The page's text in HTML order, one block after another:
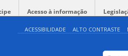
Acesso à informação
ACESSIBILIDADE ALTO CONTRASTE